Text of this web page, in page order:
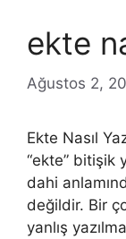
ekte
Ağustos 2,
Ekte Nasıl
“ekte” bitişik
dahi
değildir. Bir
yanlış